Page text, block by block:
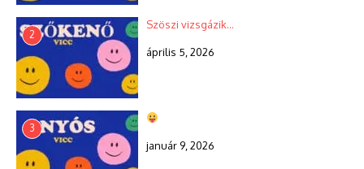
2
Szöszi vizsgázik…
április 5, 2026
3
január 9, 2026